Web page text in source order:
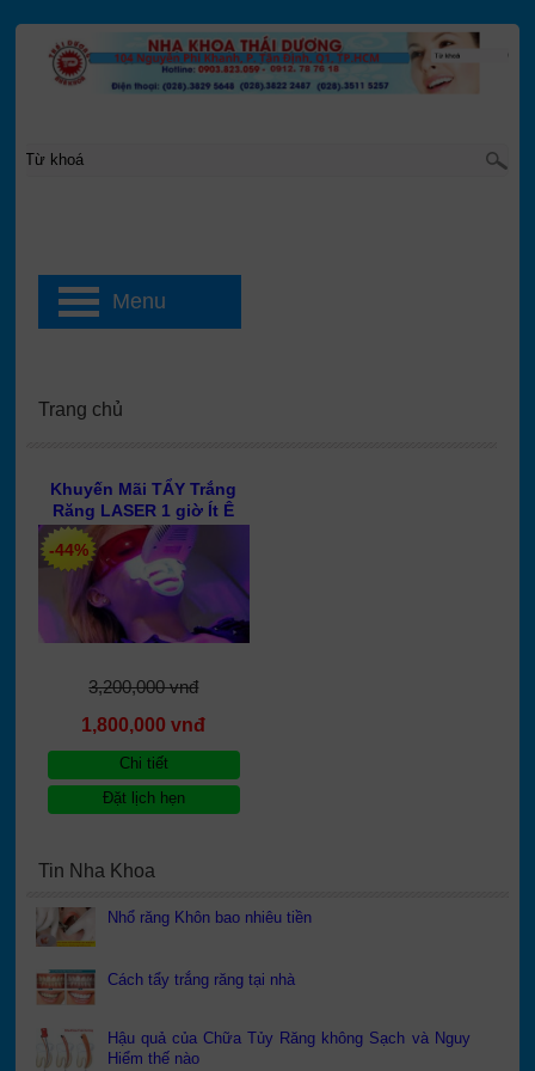
Khuyến Mãi TẨY Trắng
Răng LASER 1 giờ Ít Ê
Buốt, Công Nghệ mới 45
phút Giá RẺ Khai Giảng &
Hè ”26 Trước 30.08.2026
-44%
3,200,000 vnđ
1,800,000 vnđ
Chi tiết
Đặt lịch hẹn
Trang chủ
Tin Nha Khoa
Nhổ răng Khôn bao nhiêu tiền
Cách tẩy trắng răng tại nhà
Hậu quả của Chữa Tủy Răng không Sạch và Nguy
Hiểm thế nào
Menu